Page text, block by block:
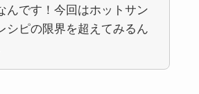
んです！今回はホットサン
シピの限界を超えてみるん